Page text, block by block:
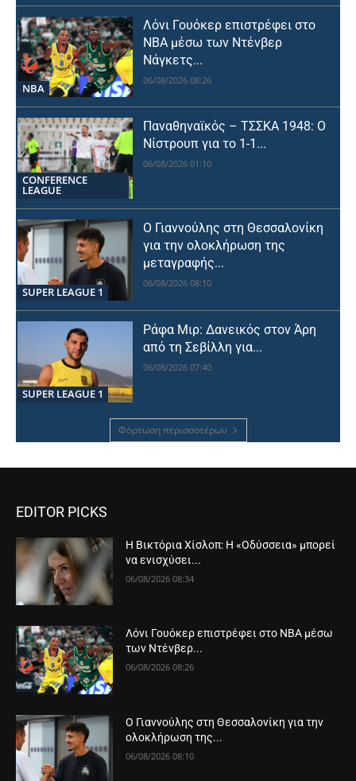
NBA
Λόνι Γουόκερ επιστρέφει στο
NBA μέσω των Ντένβερ
Νάγκετς...
06/08/2026 08:26
CONFERENCE
LEAGUE
Παναθηναϊκός – ΤΣΣΚΑ 1948: Ο
Νίστρουπ για το 1-1...
06/08/2026 01:10
SUPER LEAGUE 1
Ο Γιαννούλης στη Θεσσαλονίκη
για την ολοκλήρωση της
μεταγραφής...
06/08/2026 08:10
SUPER LEAGUE 1
Ράφα Μιρ: Δανεικός στον Άρη
από τη Σεβίλλη για...
06/08/2026 07:40
Φόρτωση περισσοτέρων
EDITOR PICKS
Η Βικτόρια Χίσλοπ: Η «Οδύσσεια» μπορεί
να ενισχύσει...
06/08/2026 08:34
Λόνι Γουόκερ επιστρέφει στο NBA μέσω
των Ντένβερ...
06/08/2026 08:26
Ο Γιαννούλης στη Θεσσαλονίκη για την
ολοκλήρωση της...
06/08/2026 08:10